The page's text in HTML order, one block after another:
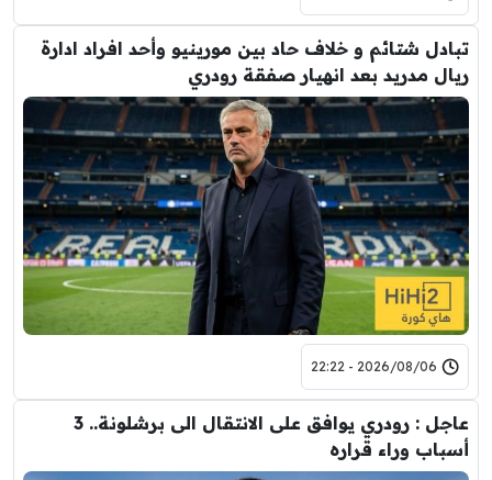
تبادل شتائم و خلاف حاد بين مورينيو وأحد افراد ادارة
ريال مدريد بعد انهيار صفقة رودري
2026/08/06 - 22:22
عاجل : رودري يوافق على الانتقال الى برشلونة.. 3
أسباب وراء قراره